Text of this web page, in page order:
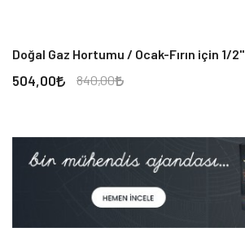
Doğal Gaz Hortumu / Ocak-Fırın için 1/2"
504,00 840,00